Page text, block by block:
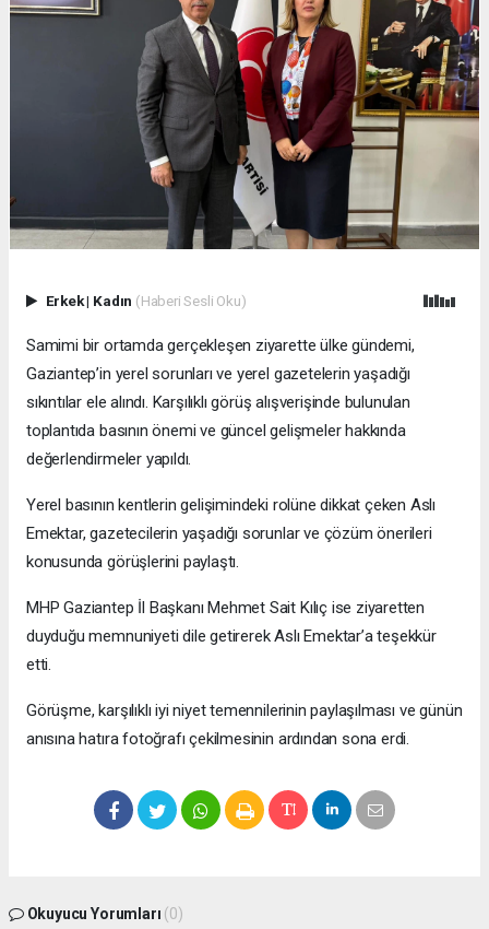
Erkek| Kadın (Haberi Sesli Oku)
Samimi bir ortamda gerçekleşen ziyarette ülke gündemi,
Gaziantep’in yerel sorunları ve yerel gazetelerin yaşadığı
sıkıntılar ele alındı. Karşılıklı görüş alışverişinde bulunulan
toplantıda basının önemi ve güncel gelişmeler hakkında
değerlendirmeler yapıldı.
Yerel basının kentlerin gelişimindeki rolüne dikkat çeken Aslı
Emektar, gazetecilerin yaşadığı sorunlar ve çözüm önerileri
konusunda görüşlerini paylaştı.
MHP Gaziantep İl Başkanı Mehmet Sait Kılıç ise ziyaretten
duyduğu memnuniyeti dile getirerek Aslı Emektar’a teşekkür
etti.
Görüşme, karşılıklı iyi niyet temennilerinin paylaşılması ve günün
anısına hatıra fotoğrafı çekilmesinin ardından sona erdi.
Okuyucu Yorumları (0)